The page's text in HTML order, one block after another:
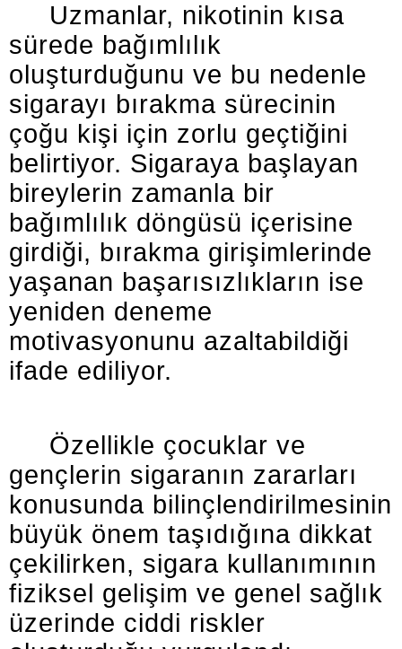
Uzmanlar, nikotinin kısa
sürede bağımlılık
oluşturduğunu ve bu nedenle
sigarayı bırakma sürecinin
çoğu kişi için zorlu geçtiğini
belirtiyor. Sigaraya başlayan
bireylerin zamanla bir
bağımlılık döngüsü içerisine
girdiği, bırakma girişimlerinde
yaşanan başarısızlıkların ise
yeniden deneme
motivasyonunu azaltabildiği
ifade ediliyor.
Özellikle çocuklar ve
gençlerin sigaranın zararları
konusunda bilinçlendirilmesinin
büyük önem taşıdığına dikkat
çekilirken, sigara kullanımının
fiziksel gelişim ve genel sağlık
üzerinde ciddi riskler